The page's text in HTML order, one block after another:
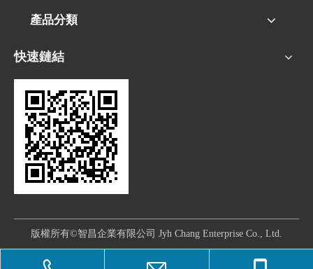
產品分類
快速鏈結
版權所有©智昌企業有限公司 Jyh Chang Enterprise Co., Ltd.